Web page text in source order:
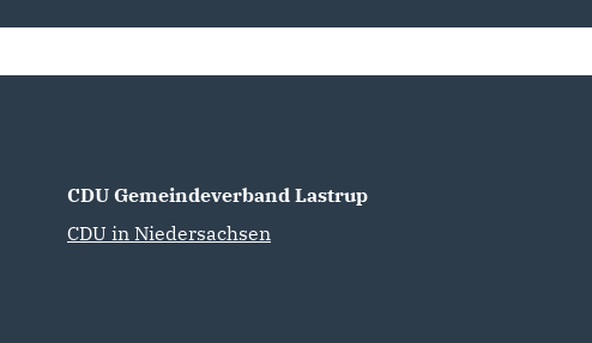
CDU Gemeindeverband Lastrup
CDU in Niedersachsen